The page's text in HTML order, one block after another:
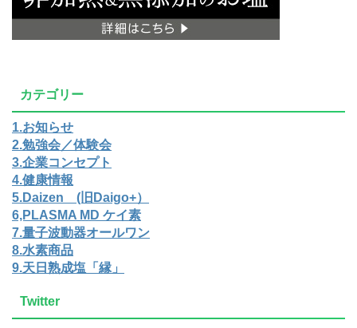
カテゴリー
1.お知らせ
2.勉強会／体験会
3.企業コンセプト
4.健康情報
5.Daizen (旧Daigo+）
6,PLASMA MD ケイ素
7.量子波動器オールワン
8.水素商品
9.天日熟成塩「縁」
Twitter